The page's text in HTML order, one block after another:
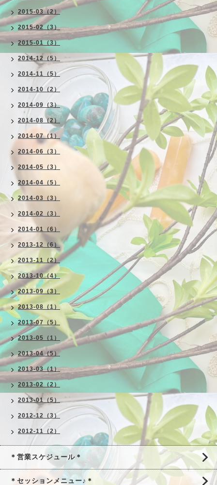
2015-03（2）
2015-02（3）
2015-01（3）
2014-12（5）
2014-11（5）
2014-10（2）
2014-09（3）
2014-08（2）
2014-07（1）
2014-06（3）
2014-05（3）
2014-04（5）
2014-03（3）
2014-02（3）
2014-01（6）
2013-12（6）
2013-11（2）
2013-10（4）
2013-09（3）
2013-08（1）
2013-07（5）
2013-05（1）
2013-04（5）
2013-03（1）
2013-02（2）
2013-01（5）
2012-12（3）
2012-11（2）
＊営業スケジュール＊
＊セッションメニュー♪＊